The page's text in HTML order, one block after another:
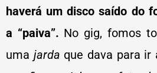
haverá um disco saído do
a “paiva”. No gig, fomos
uma jarda que dava para ir